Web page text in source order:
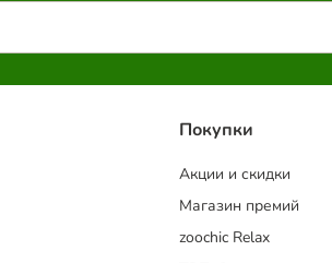
Покупки
Акции и скидки
Магазин премий
zoochic Relax